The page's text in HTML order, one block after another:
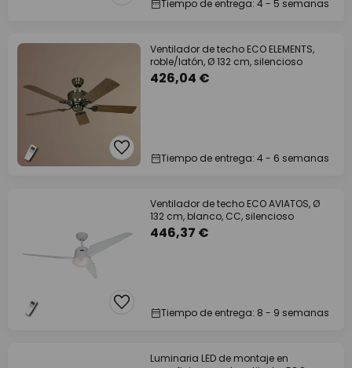
Tiempo de entrega: 4 - 5 semanas
Ventilador de techo ECO ELEMENTS,
roble/latón, Ø 132 cm, silencioso
426,04 €
Tiempo de entrega: 4 - 6 semanas
Ventilador de techo ECO AVIATOS, Ø
132 cm, blanco, CC, silencioso
446,37 €
Tiempo de entrega: 8 - 9 semanas
Luminaria LED de montaje en